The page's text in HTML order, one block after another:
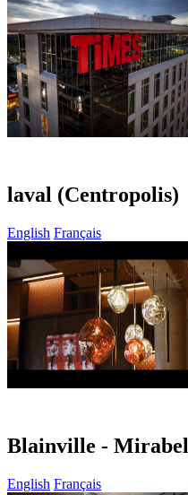
laval (Centropolis)
English Français
Blainville - Mirabel
English Français